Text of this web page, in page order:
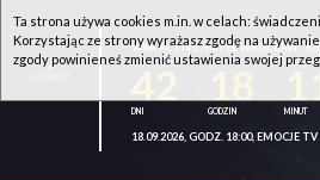
WKK ACTIVE HOTEL WROCŁAW -
18.09.2026, GODZ. 18:00, EMOCJE TV
Ta strona używa cookies m.in. w celach:
Korzystając ze strony wyrażasz zgodę na
zgody powinieneś zmienić ustawienia swojej